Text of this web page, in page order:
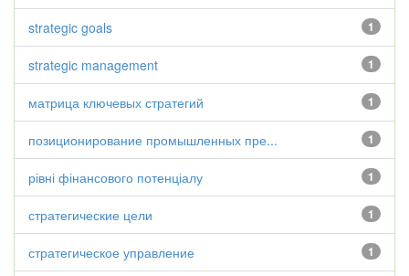
1
strategic goals
1
strategic management
1
матрица ключевых стратегий
1
позиционирование промышленных пре...
1
рівні фінансового потенціалу
1
стратегические цели
1
стратегическое управление